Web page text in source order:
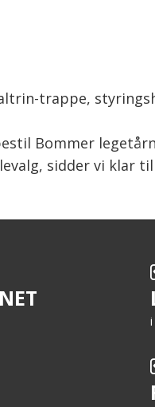
trappe,
Bommer
sidder vi klar
i